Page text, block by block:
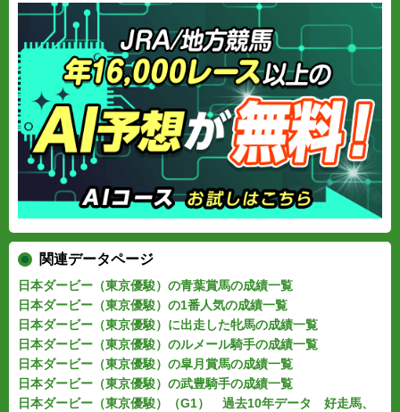
関連データページ
日本ダービー（東京優駿）の青葉賞馬の成績一覧
日本ダービー（東京優駿）の1番人気の成績一覧
日本ダービー（東京優駿）に出走した牝馬の成績一覧
日本ダービー（東京優駿）のルメール騎手の成績一覧
日本ダービー（東京優駿）の皐月賞馬の成績一覧
日本ダービー（東京優駿）の武豊騎手の成績一覧
日本ダービー（東京優駿）（G1） 過去10年データ 好走馬、